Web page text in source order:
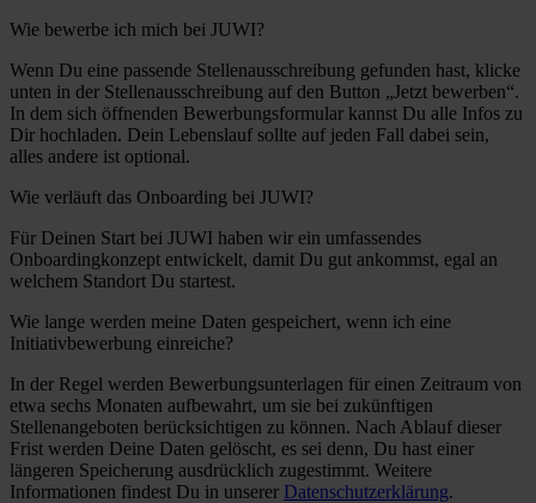
Wie bewerbe ich mich bei JUWI?
Wenn Du eine passende Stellenausschreibung gefunden hast, klicke
unten in der Stellenausschreibung auf den Button „Jetzt bewerben“.
In dem sich öffnenden Bewerbungsformular kannst Du alle Infos zu
Dir hochladen. Dein Lebenslauf sollte auf jeden Fall dabei sein,
alles andere ist optional.
Wie verläuft das Onboarding bei JUWI?
Für Deinen Start bei JUWI haben wir ein umfassendes
Onboardingkonzept entwickelt, damit Du gut ankommst, egal an
welchem Standort Du startest.
Wie lange werden meine Daten gespeichert, wenn ich eine
Initiativbewerbung einreiche?
In der Regel werden Bewerbungsunterlagen für einen Zeitraum von
etwa sechs Monaten aufbewahrt, um sie bei zukünftigen
Stellenangeboten berücksichtigen zu können. Nach Ablauf dieser
Frist werden Deine Daten gelöscht, es sei denn, Du hast einer
längeren Speicherung ausdrücklich zugestimmt. Weitere
Informationen findest Du in unserer Datenschutzerklärung.